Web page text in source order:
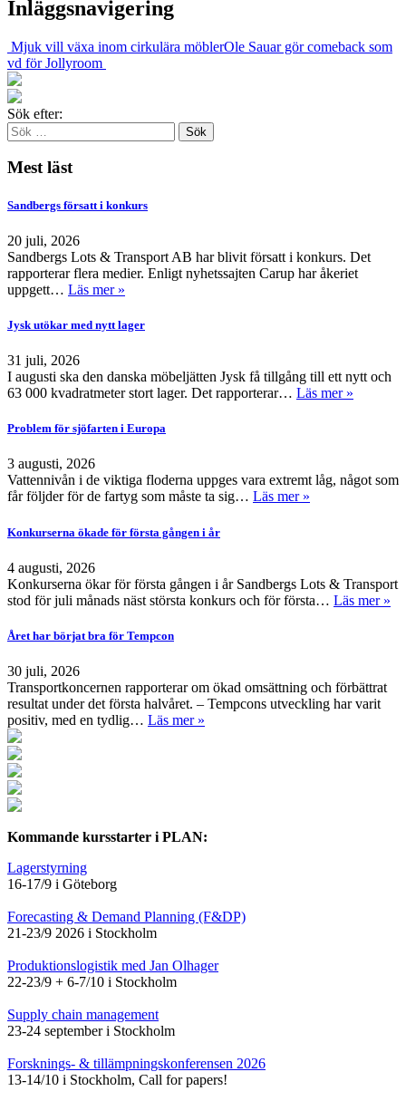
Inläggsnavigering
Mjuk vill växa inom cirkulära möblerOle Sauar gör comeback som
vd för Jollyroom
Sök efter:
Mest läst
Sandbergs försatt i konkurs
20 juli, 2026
Sandbergs Lots & Transport AB har blivit försatt i konkurs. Det
rapporterar flera medier. Enligt nyhetssajten Carup har åkeriet
uppgett… Läs mer »
Jysk utökar med nytt lager
31 juli, 2026
I augusti ska den danska möbeljätten Jysk få tillgång till ett nytt och
63 000 kvadratmeter stort lager. Det rapporterar… Läs mer »
Problem för sjöfarten i Europa
3 augusti, 2026
Vattennivån i de viktiga floderna uppges vara extremt låg, något som
får följder för de fartyg som måste ta sig… Läs mer »
Konkurserna ökade för första gången i år
4 augusti, 2026
Konkurserna ökar för första gången i år Sandbergs Lots & Transport
stod för juli månads näst största konkurs och för första… Läs mer »
Året har börjat bra för Tempcon
30 juli, 2026
Transportkoncernen rapporterar om ökad omsättning och förbättrat
resultat under det första halvåret. – Tempcons utveckling har varit
positiv, med en tydlig… Läs mer »
Kommande kursstarter i PLAN:
Lagerstyrning
16-17/9 i Göteborg
Forecasting & Demand Planning (F&DP)
21-23/9 2026 i Stockholm
Produktionslogistik med Jan Olhager
22-23/9 + 6-7/10 i Stockholm
Supply chain management
23-24 september i Stockholm
Forsknings- & tillämpningskonferensen 2026
13-14/10 i Stockholm, Call for papers!